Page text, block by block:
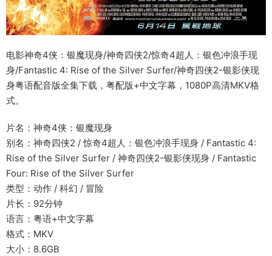
电影神奇4侠：银魔现身/神奇四侠2/惊奇4超人：银色冲浪手现
身/Fantastic 4: Rise of the Silver Surfer/神奇四侠2-银影侠现
身粤语配音版全集下载，粤配版+中文字幕，1080P高清MKV格
式。
片名：神奇4侠：银魔现身
别名：神奇四侠2 / 惊奇4超人：银色冲浪手现身 / Fantastic 4:
Rise of the Silver Surfer / 神奇四侠2-银影侠现身 / Fantastic
Four: Rise of the Silver Surfer
类型：动作 / 科幻 / 冒险
片长：92分钟
语言：粤语+中文字幕
格式：MKV
大小：8.6GB